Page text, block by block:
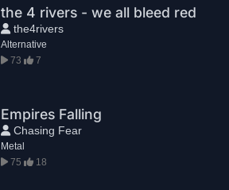
the 4 rivers - we all bleed red
the4rivers
Alternative
73
7
Empires Falling
Chasing Fear
Metal
75
18